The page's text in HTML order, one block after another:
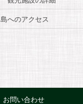
島へのアクセス
お問い合わせ